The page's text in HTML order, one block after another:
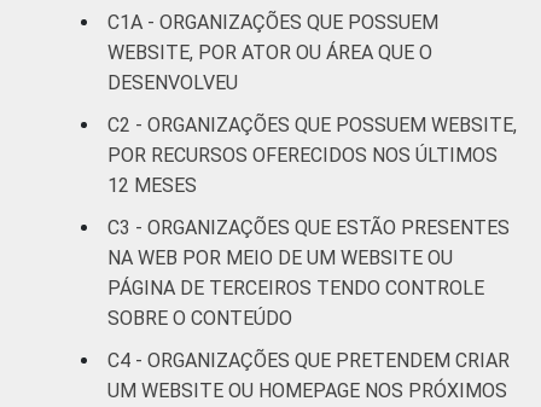
e defesa de
direitos
55
Saúde e
social
Estudos para o Desenvolvimento da
Sociedade da Informação (Cetic.br),
C1A - ORGANIZAÇÕES QUE POSSUEM
WEBSITE, POR ATOR OU ÁREA QUE O
DESENVOLVEU
C2 - ORGANIZAÇÕES QUE POSSUEM WEBSITE,
POR RECURSOS OFERECIDOS NOS ÚLTIMOS
12 MESES
C3 - ORGANIZAÇÕES QUE ESTÃO PRESENTES
NA WEB POR MEIO DE UM WEBSITE OU
PÁGINA DE TERCEIROS TENDO CONTROLE
SOBRE O CONTEÚDO
C4 - ORGANIZAÇÕES QUE PRETENDEM CRIAR
UM WEBSITE OU HOMEPAGE NOS PRÓXIMOS